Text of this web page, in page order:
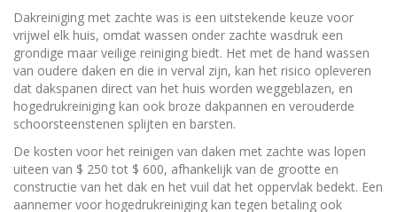
Dakreiniging met zachte was is een uitstekende keuze voor
vrijwel elk huis, omdat wassen onder zachte wasdruk een
grondige maar veilige reiniging biedt. Het met de hand wassen
van oudere daken en die in verval zijn, kan het risico opleveren
dat dakspanen direct van het huis worden weggeblazen, en
hogedrukreiniging kan ook broze dakpannen en verouderde
schoorsteenstenen splijten en barsten.
De kosten voor het reinigen van daken met zachte was lopen
uiteen van $ 250 tot $ 600, afhankelijk van de grootte en
constructie van het dak en het vuil dat het oppervlak bedekt. Een
aannemer voor hogedrukreiniging kan tegen betaling ook